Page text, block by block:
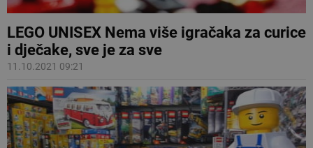
LEGO UNISEX Nema više igračaka za curice
i dječake, sve je za sve
11.10.2021 09:21